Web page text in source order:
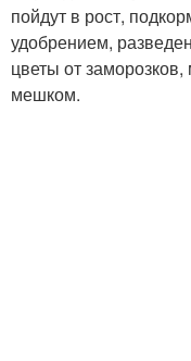
пойдут в рост,
удобрением,
цветы от
мешком.